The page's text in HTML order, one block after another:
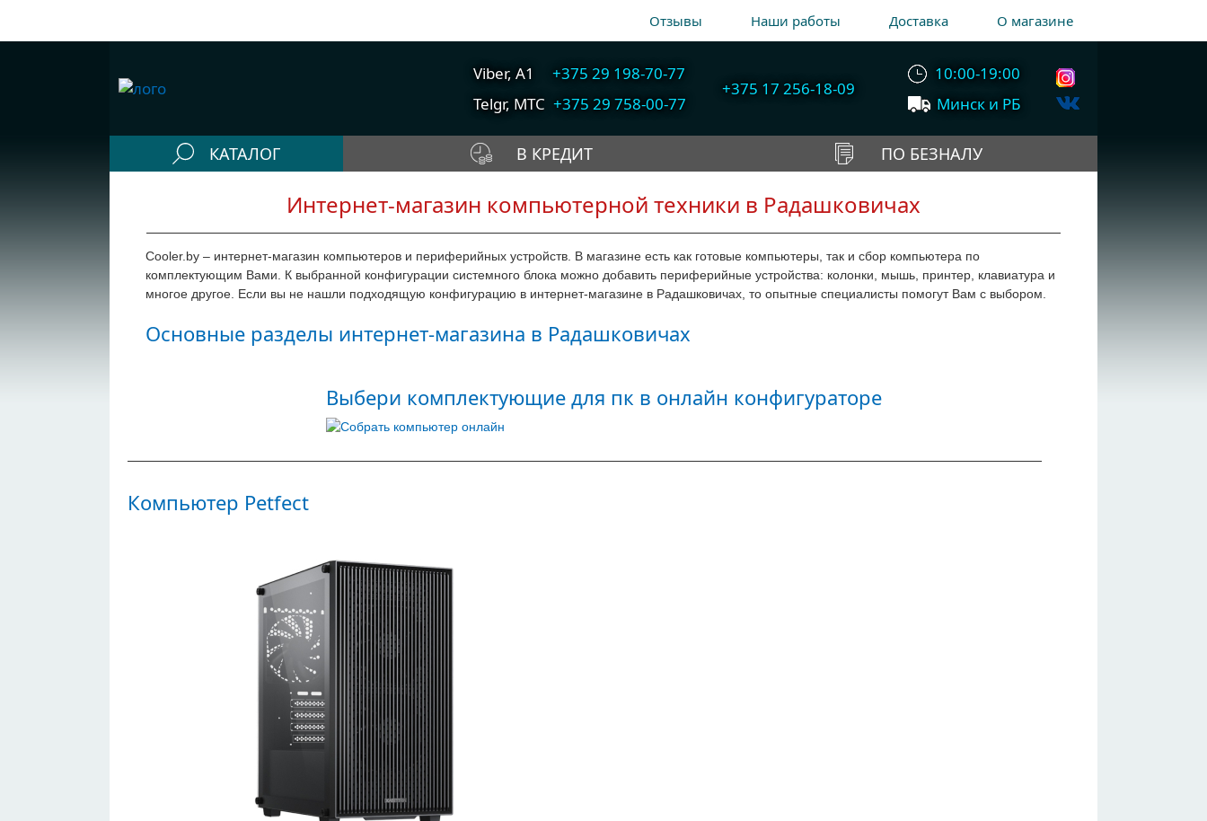
Отзывы Наши работы Доставка О магазине
Viber, A1
+375 29 198-70-77
Telgr, МТС +375 29 758-00-77
+375 17 256-18-09
10:00-19:00
Минск и РБ
A1 +375 29 198-70-77
МТС +375 29 758-00-77
Гор +375 17 256-18-09
info@cooler.by
Telegram Viber
КАТАЛОГ В КРЕДИТ ПО БЕЗНАЛУ
Компьютеры
Системные блоки
Рабочие станции
Моноблоки
Собрать компьютер
онлайн
Быстрый подбор
компьютера
Интернет-магазин компьютерной техники в Радашковичах
Cooler.by – интернет-магазин компьютеров и периферийных устройств. В магазине есть как готовые компьютеры, так и сбор компьютера по
комплектующим Вами. К выбранной конфигурации системного блока можно добавить периферийные устройства: колонки, мышь, принтер, клавиатура и
многое другое. Если вы не нашли подходящую конфигурацию в интернет-магазине в Радашковичах, то опытные специалисты помогут Вам с выбором.
Основные разделы интернет-магазина в Радашковичах
Выбери комплектующие для пк в онлайн конфигураторе
Компьютер Petfect